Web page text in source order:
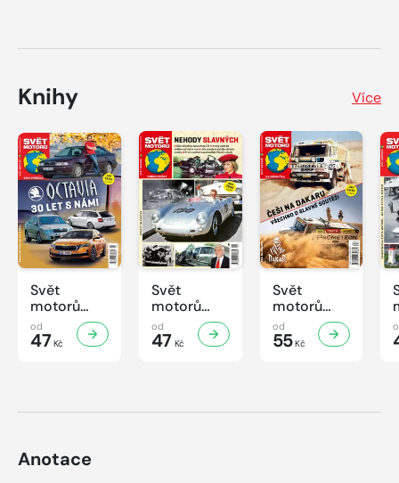
Knihy Více
Svět
motorů
Knihovnička
2/2026
od
47 Kč
Svět
motorů
Knihovnička
1/2026
od
47 Kč
Svět
motorů
Knihovnička
4/2025
od
55Kč
Anotace